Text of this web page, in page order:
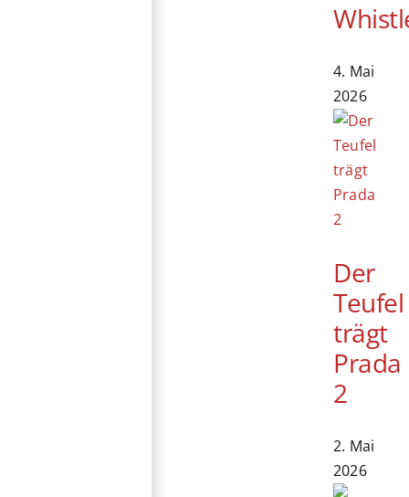
4. Mai
2026
Der
Teufel
trägt
Prada
2
2. Mai
2026